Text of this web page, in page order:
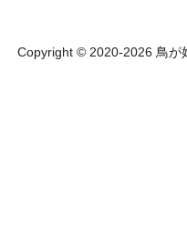
Copyright © 2020-2026 鳥が